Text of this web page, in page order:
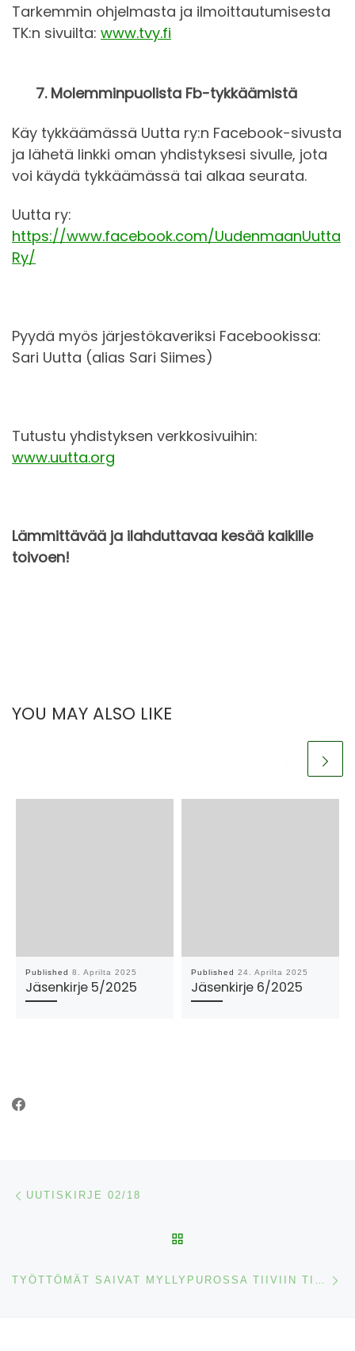
Tarkemmin ohjelmasta ja ilmoittautumisesta
TK:n sivuilta: www.tvy.fi
7. Molemminpuolista Fb-tykkäämistä
Käy tykkäämässä Uutta ry:n Facebook-sivusta
ja lähetä linkki oman yhdistyksesi sivulle, jota
voi käydä tykkäämässä tai alkaa seurata.
Uutta ry:
https://www.facebook.com/UudenmaanUutta
Ry/
Pyydä myös järjestökaveriksi Facebookissa:
Sari Uutta (alias Sari Siimes)
Tutustu yhdistyksen verkkosivuihin:
www.uutta.org
Lämmittävää ja ilahduttavaa kesää kaikille
toivoen!
YOU MAY ALSO LIKE
Published 8. Aprilta 2025
Jäsenkirje 5/2025
Published 24. Aprilta 2025
Jäsenkirje 6/2025
Post navigation
UUTISKIRJE 02/18
TYÖTTÖMÄT SAIVAT MYLLYPUROSSA TIIVIIN TIETOISKUN EDUISTA JA KÄYTÄNNÖISTÄ